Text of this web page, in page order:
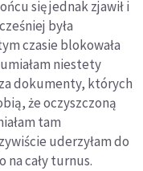
się jednak zjawił i
była
czasie blokowała
niestety
dokumenty, których
że oczyszczoną
tam
uderzyłam do
na cały turnus.